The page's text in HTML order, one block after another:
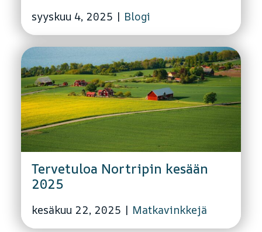
syyskuu 4, 2025 | Blogi
Tervetuloa Nortripin kesään
2025
kesäkuu 22, 2025 | Matkavinkkejä